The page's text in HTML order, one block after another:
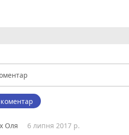
Оля 6 липня 2017 р.